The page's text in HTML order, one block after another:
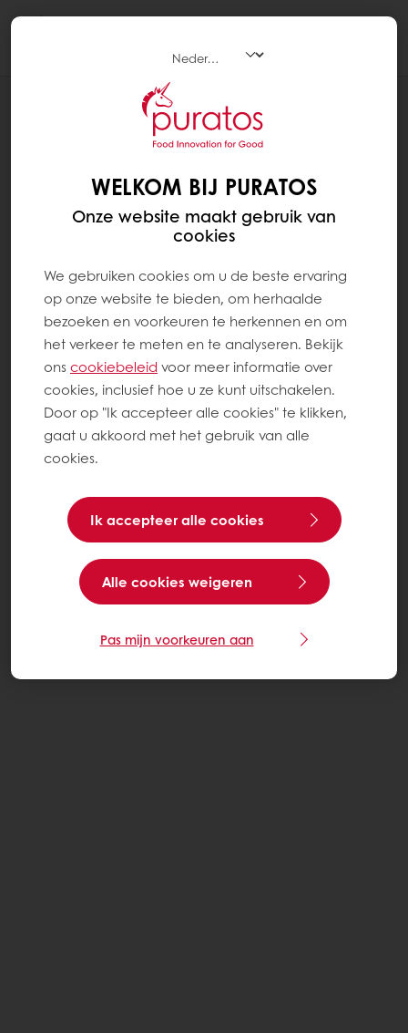
KNOPEN
WELKOM BIJ PURATOS
Onze website maakt gebruik van
cookies
We gebruiken cookies om u de beste ervaring
op onze website te bieden, om herhaalde
bezoeken en voorkeuren te herkennen en om
het verkeer te meten en te analyseren. Bekijk
ons ​​cookiebeleid voor meer informatie over
cookies, inclusief hoe u ze kunt uitschakelen.
Door op "Ik accepteer alle cookies" te klikken,
gaat u akkoord met het gebruik van alle
cookies.
Ik accepteer alle cookies
Alle cookies weigeren
Pas mijn voorkeuren aan